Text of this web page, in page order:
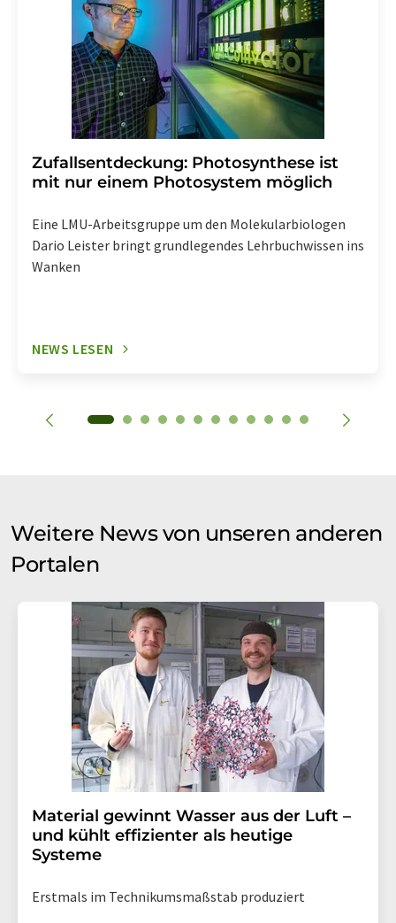
Abbestellung des entsprechenden Newsletters
enthalten.
Zufallsentdeckung: Photosynthese ist
mit nur einem Photosystem möglich
Eine LMU-Arbeitsgruppe um den Molekularbiologen
Dario Leister bringt grundlegendes Lehrbuchwissen ins
Wanken
NEWS LESEN
Weitere News von unseren anderen
Portalen
Material gewinnt Wasser aus der Luft –
und kühlt effizienter als heutige
Systeme
Erstmals im Technikumsmaßstab produziert